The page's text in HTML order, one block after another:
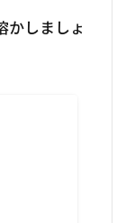
かしましょ